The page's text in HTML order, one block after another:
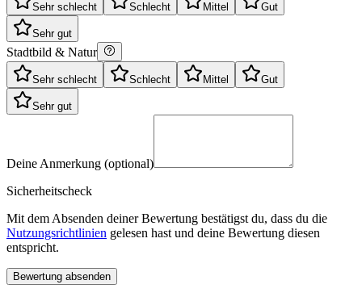
Sehr schlecht Schlecht Mittel Gut
Sehr gut
Stadtbild & Natur
Sehr schlecht Schlecht Mittel Gut
Sehr gut
Deine Anmerkung (optional)
Sicherheitscheck
Mit dem Absenden deiner Bewertung bestätigst du, dass du die
Nutzungsrichtlinien gelesen hast und deine Bewertung diesen
entspricht.
Bewertung absenden